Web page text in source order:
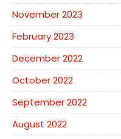
November 2023
February 2023
December 2022
October 2022
September 2022
August 2022